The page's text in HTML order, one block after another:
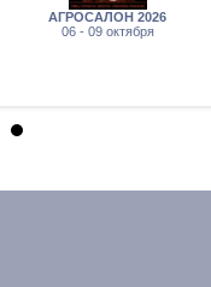
АГРОСАЛОН 2026
06 - 09 октября